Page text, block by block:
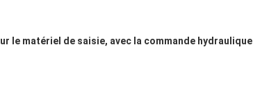
le matériel de saisie, avec la commande hydraulique